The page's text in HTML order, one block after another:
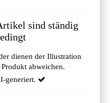
sind ständig
dienen der Illustration
abweichen.
generiert.